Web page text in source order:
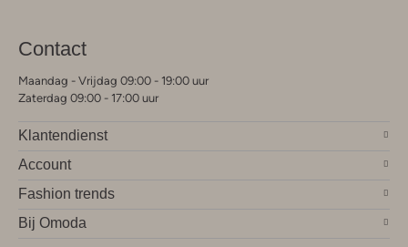
Contact
Maandag - Vrijdag 09:00 - 19:00 uur
Zaterdag 09:00 - 17:00 uur
Klantendienst
Account
Fashion trends
Bij Omoda